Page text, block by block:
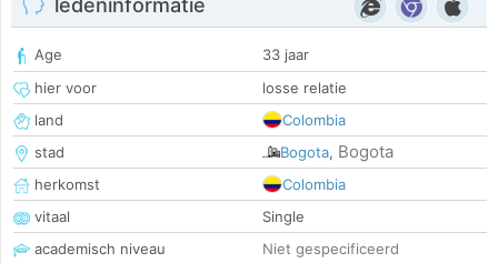
ledeninformatie
Age
33 jaar
hier voor
losse relatie
land
Colombia
stad
Bogota, Bogota
herkomst
Colombia
vitaal
Single
academisch niveau
Niet gespecificeerd